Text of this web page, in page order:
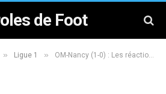
de Foot
» Ligue 1 » OM-Nancy (1-0) : Les réactions